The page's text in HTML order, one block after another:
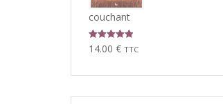
couchant
Note 5.00
14.00 € TTC